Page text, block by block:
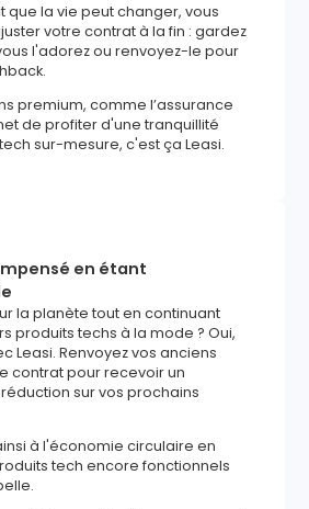
que la vie peut changer, vous
votre contrat à la fin : gardez
l'adorez ou renvoyez-le pour
premium, comme l’assurance
de profiter d'une tranquillité
sur-mesure, c'est ça Leasi.
en étant
la planète tout en continuant
produits techs à la mode ? Oui,
Leasi. Renvoyez vos anciens
contrat pour recevoir un
sur vos prochains
à l'économie circulaire en
tech encore fonctionnels